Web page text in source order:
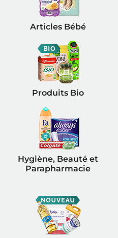
Articles Bébé
Produits Bio
Hygiène, Beauté et
Parapharmacie